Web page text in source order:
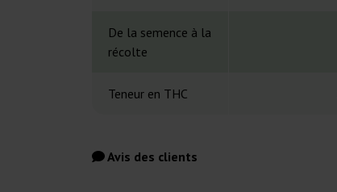
De la semence à la
récolte
Teneur en THC
Avis des clients